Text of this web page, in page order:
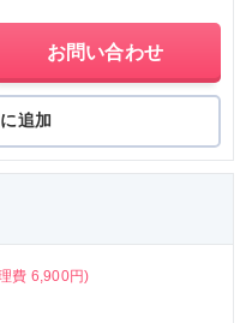
お問い合わせ
追加
費 6,900円)